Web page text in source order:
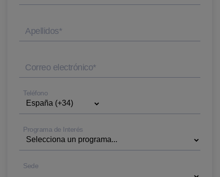
Apellidos*
Correo electrónico*
Teléfono
Programa de Interés
Sede